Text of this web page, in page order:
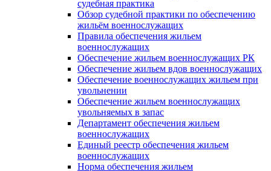
судебная практика
Обзор судебной практики по обеспечению
жильём военнослужащих
Правила обеспечения жильем
военнослужащих
Обеспечение жильем военнослужащих РК
Обеспечение жильем вдов военнослужащих
Обеспечение военнослужащих жильем при
увольнении
Обеспечение жильем военнослужащих
увольняемых в запас
Департамент обеспечения жильем
военнослужащих
Единый реестр обеспечения жильем
военнослужащих
Норма обеспечения жильем